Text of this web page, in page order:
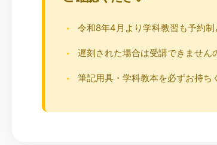
令和8年4月より学科教習も予約制
遅刻された場合は受講できません
筆記用具・学科教本を必ずお持ち